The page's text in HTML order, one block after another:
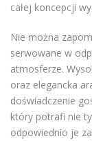
całej koncepcji
Nie można
serwowane w
atmosferze.
oraz elegancka
doświadczenie
który potrafi nie
odpowiednio je